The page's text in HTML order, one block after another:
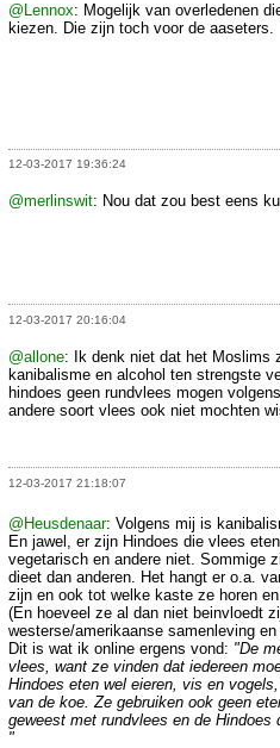
@Lennox: Mogelijk van overledenen
kiezen. Die zijn toch voor de aaseters.
12-03-2017 19:36:24
@merlinswit: Nou dat zou best eens
12-03-2017 20:16:04
@allone: Ik denk niet dat het Moslims
kanibalisme en alcohol ten strengste
hindoes geen rundvlees mogen
andere soort vlees ook niet mochten
12-03-2017 21:18:07
@Heusdenaar: Volgens mij is
En jawel, er zijn Hindoes die vlees
vegetarisch en andere niet. Sommige
dieet dan anderen. Het hangt er o.a.
zijn en ook tot welke kaste ze horen
(En hoeveel ze al dan niet beinvloedt
westerse/amerikaanse samenleving
Dit is wat ik online ergens vond: "De
vlees, want ze vinden dat iedereen
Hindoes eten wel eieren, vis en
van de koe. Ze gebruiken ook geen
geweest met rundvlees en de Hindoes
"